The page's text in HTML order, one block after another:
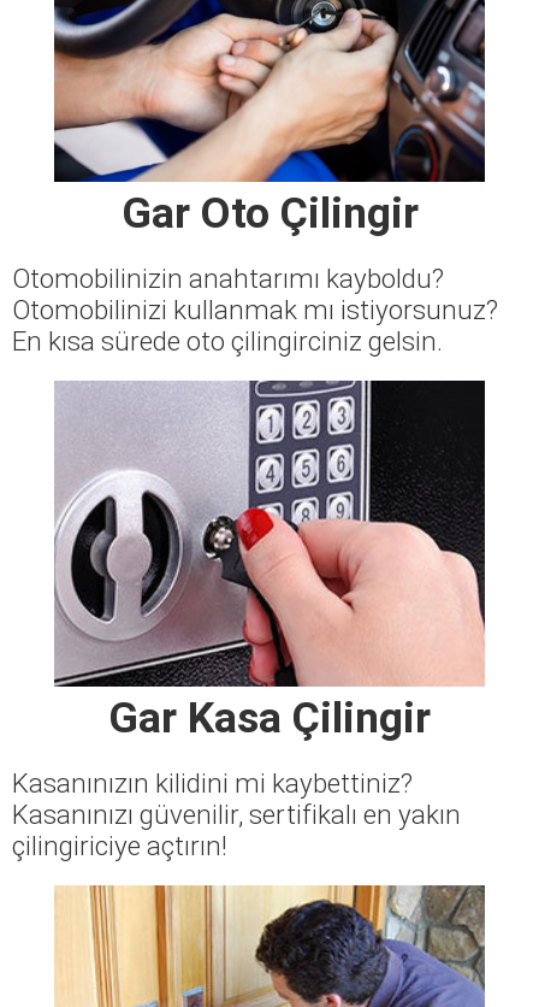
Gar Oto Çilingir
Otomobilinizin anahtarımı kayboldu?
Otomobilinizi kullanmak mı istiyorsunuz?
En kısa sürede oto çilingirciniz gelsin.
Gar Kasa Çilingir
Kasanınızın kilidini mi kaybettiniz?
Kasanınızı güvenilir, sertifikalı en yakın
çilingiriciye açtırın!